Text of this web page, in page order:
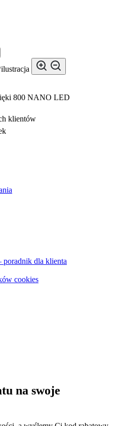
800 NANO LED
klientów
poradnik dla klienta
cookies
na swoje